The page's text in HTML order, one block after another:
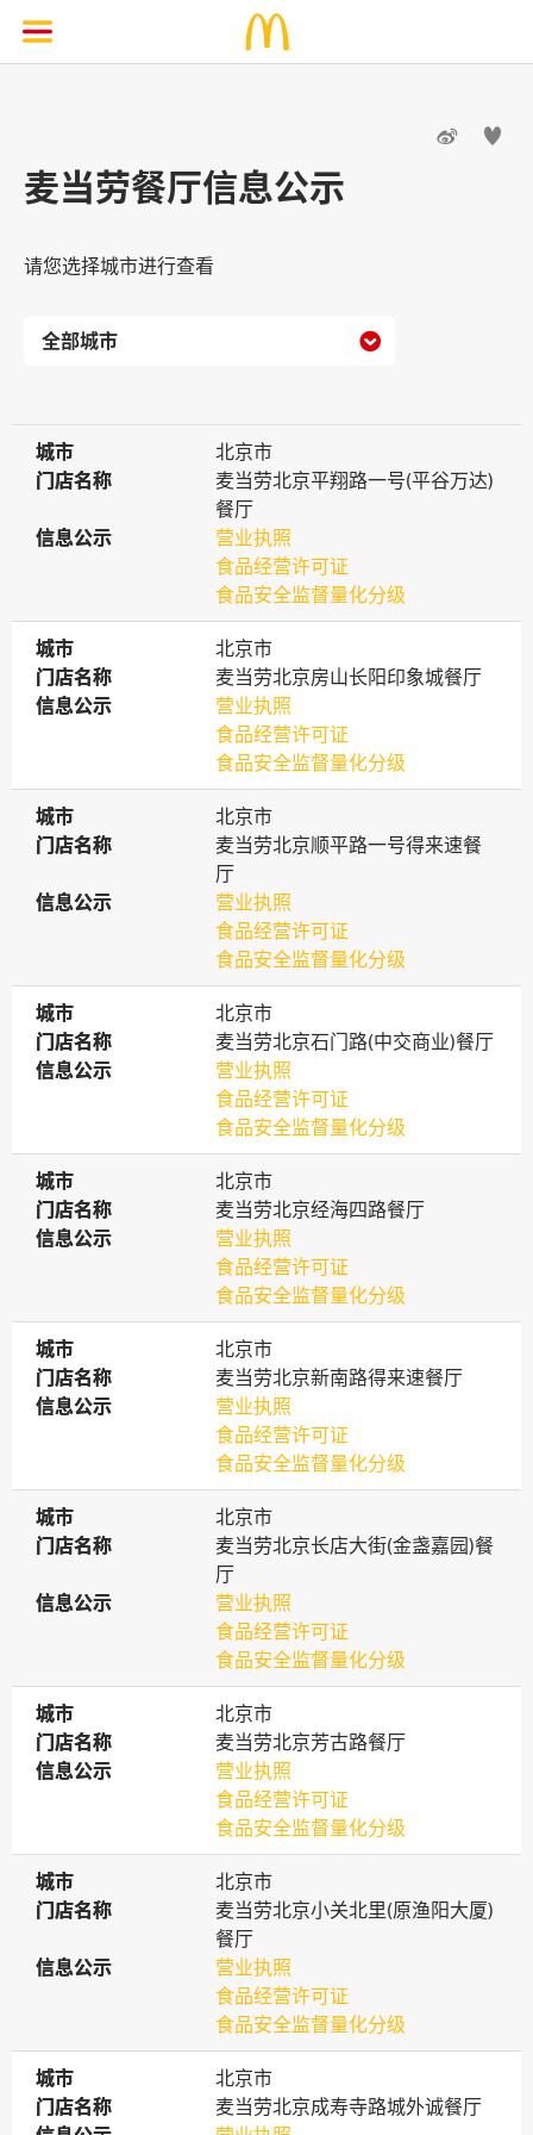
 
麦当劳餐厅信息公示
请您选择城市进行查看

城市
城市
北京市
门店名称
门店名称
麦当劳北京平翔路一号(平谷万达)
餐厅
信息公示
信息公示
营业执照
食品经营许可证
食品安全监督量化分级
城市
城市
北京市
门店名称
门店名称
麦当劳北京房山长阳印象城餐厅
信息公示
信息公示
营业执照
食品经营许可证
食品安全监督量化分级
城市
城市
北京市
门店名称
门店名称
麦当劳北京顺平路一号得来速餐
厅
信息公示
信息公示
营业执照
食品经营许可证
食品安全监督量化分级
城市
城市
北京市
门店名称
门店名称
麦当劳北京石门路(中交商业)餐厅
信息公示
信息公示
营业执照
食品经营许可证
食品安全监督量化分级
城市
城市
北京市
门店名称
门店名称
麦当劳北京经海四路餐厅
信息公示
信息公示
营业执照
食品经营许可证
食品安全监督量化分级
城市
城市
北京市
门店名称
门店名称
麦当劳北京新南路得来速餐厅
信息公示
信息公示
营业执照
食品经营许可证
食品安全监督量化分级
城市
城市
北京市
门店名称
门店名称
麦当劳北京长店大街(金盏嘉园)餐
厅
信息公示
信息公示
营业执照
食品经营许可证
食品安全监督量化分级
城市
城市
北京市
门店名称
门店名称
麦当劳北京芳古路餐厅
信息公示
信息公示
营业执照
食品经营许可证
食品安全监督量化分级
城市
城市
北京市
门店名称
门店名称
麦当劳北京小关北里(原渔阳大厦)
餐厅
信息公示
信息公示
营业执照
食品经营许可证
食品安全监督量化分级
城市
城市
北京市
门店名称
门店名称
麦当劳北京成寿寺路城外诚餐厅